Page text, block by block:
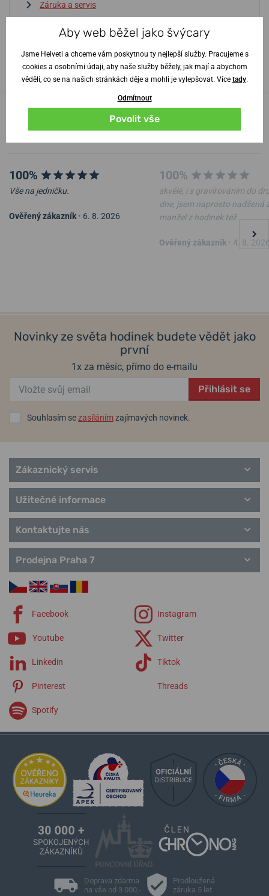
Záruka a servis
Vstoupit do poradny
100% zákazníkůnáš
obchod doporučuje
100%
Vše na jedničku.
Ověřený zákazník • 6. 8. 2026
100%
skvělé, i s gravírováním do
dne, jsem naprosto nadšená
manžel z hodinek též
Ověřený zákazník 4. 8.
Novinky ze světa hodinek budete vědět jako
první
1x za měsíc, přímo do e-mailu
Přihlásit se
Souhlasím sezasílánímzajímavých novinek.
Zákaznický servis
Užitečné informace
Kontaktujte nás
Prodejna Praha 7
Facebook Instagram
Youtube Twitter
Linkedin Tiktok
Pinterest Threads
Spotify
Doprava zdarma
na vše od 3 000,-
Prodloužená
záruka 5 let
Aby web běžel jako švýcary
Jsme Helveti a chceme vám poskytnou ty nejlepší služby. Pracujeme s
cookies a osobními údaji, aby naše služby běžely, jak mají a abychom
věděli, co se na našich stránkách děje a mohli je vylepšovat. Více tady.
Odmítnout
Povolit vše